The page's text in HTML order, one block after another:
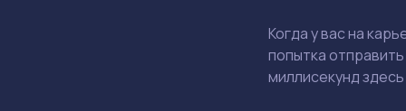
Когда у вас на
попытка
миллисекунд